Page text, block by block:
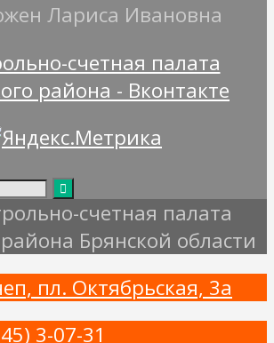
Лариса Ивановна
счетная палата
Брянской области
пл. Октябрьская, 3а
3-07-31